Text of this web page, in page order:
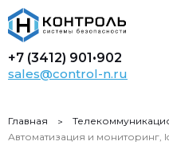
+7 (3412) 901•902
sales@control-n.ru
Главная
Автоматизация и мониторинг,